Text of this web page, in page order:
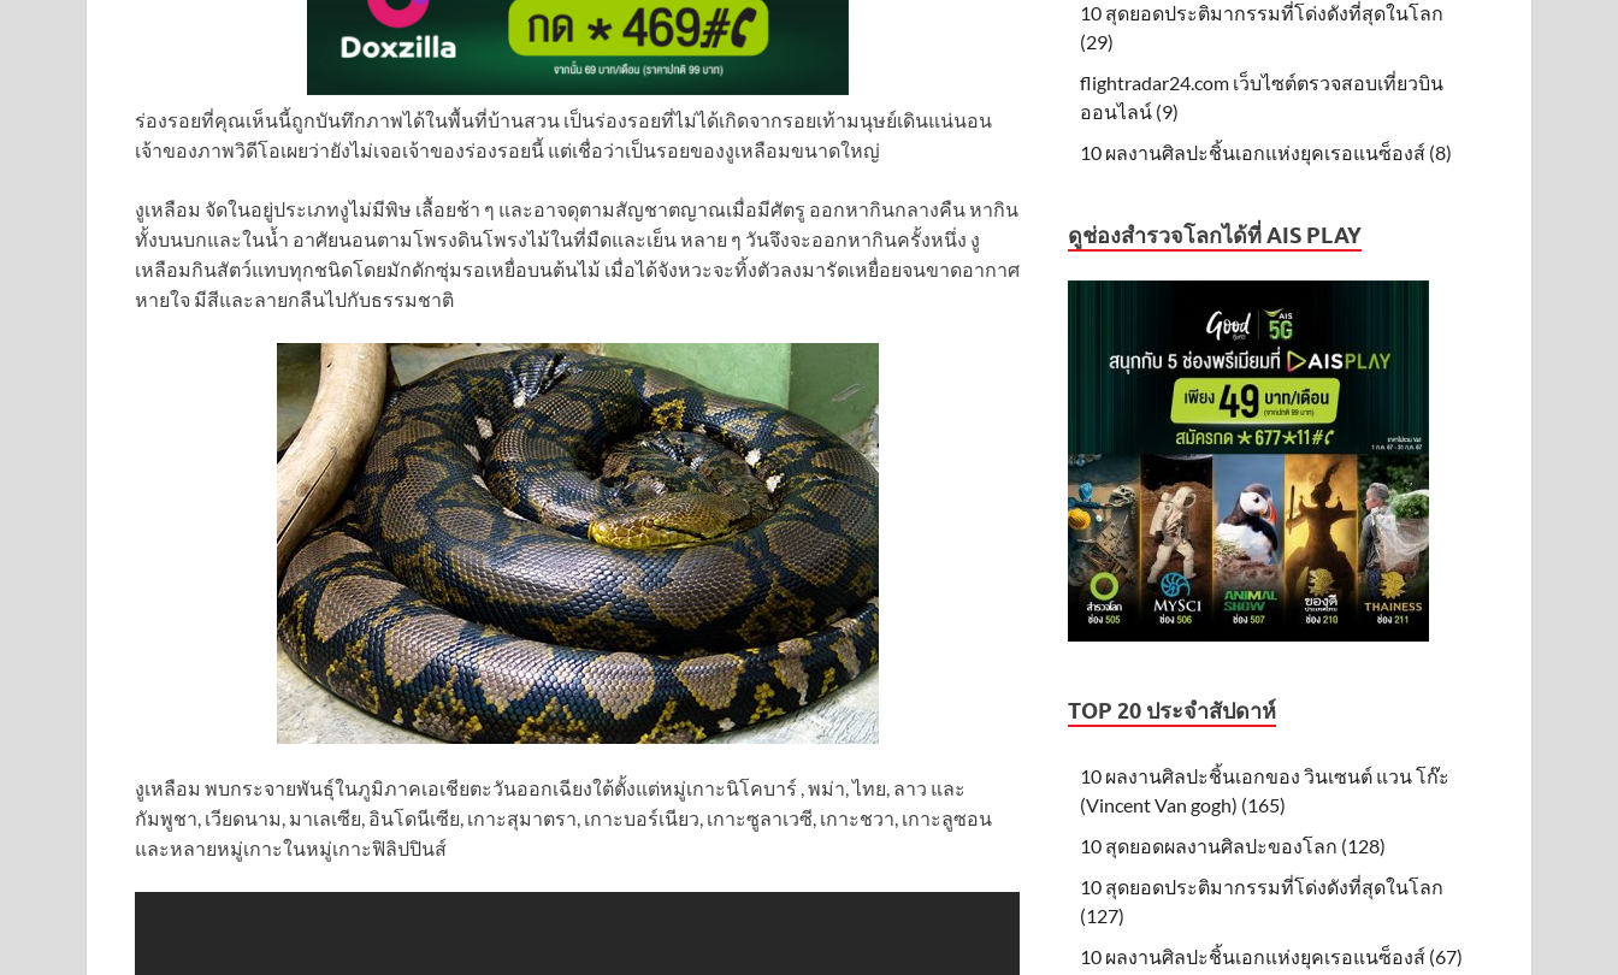
ร่องรอยที่คุณเห็นนี้ถูกบันทึกภาพได้ในพื้นที่บ้านสวน เป็นร่องรอยที่ไม่ได้เกิดจากรอยเท้ามนุษย์เดินแน่นอน
เจ้าของภาพวิดีโอเผยว่ายังไม่เจอเจ้าของร่องรอยนี้ แต่เชื่อว่าเป็นรอยของงูเหลือมขนาดใหญ่
งูเหลือม จัดในอยู่ประเภทงูไม่มีพิษ เลื้อยช้า ๆ และอาจดุตามสัญชาตญาณเมื่อมีศัตรู ออกหากินกลางคืน หากิน
ทั้งบนบกและในน้ำ อาศัยนอนตามโพรงดินโพรงไม้ในที่มืดและเย็น หลาย ๆ วันจึงจะออกหากินครั้งหนึ่ง งู
เหลือมกินสัตว์แทบทุกชนิดโดยมักดักซุ่มรอเหยื่อบนต้นไม้ เมื่อได้จังหวะจะทิ้งตัวลงมารัดเหยื่อยจนขาดอากาศ
หายใจ มีสีและลายกลืนไปกับธรรมชาติ
งูเหลือม พบกระจายพันธุ์ในภูมิภาคเอเชียตะวันออกเฉียงใต้ตั้งแต่หมู่เกาะนิโคบาร์ , พม่า, ไทย, ลาว และ
กัมพูชา, เวียดนาม, มาเลเซีย, อินโดนีเซีย, เกาะสุมาตรา, เกาะบอร์เนียว, เกาะซูลาเวซี, เกาะชวา, เกาะลูซอน
และหลายหมู่เกาะในหมู่เกาะฟิลิปปินส์
10 สุดยอดประติมากรรมที่โด่งดังที่สุดในโลก
(29)
flightradar24.com เว็บไซต์ตรวจสอบเที่ยวบิน
ออนไลน์ (9)
10 ผลงานศิลปะชิ้นเอกแห่งยุคเรอแนซ็องส์ (8)
ดูช่องสำรวจโลกได้ที่ AIS PLAY
TOP 20 ประจำสัปดาห์
10 ผลงานศิลปะชิ้นเอกของ วินเซนต์ แวน โก๊ะ
(Vincent Van gogh) (165)
10 สุดยอดผลงานศิลปะของโลก (128)
10 สุดยอดประติมากรรมที่โด่งดังที่สุดในโลก
(127)
10 ผลงานศิลปะชิ้นเอกแห่งยุคเรอแนซ็องส์ (67)